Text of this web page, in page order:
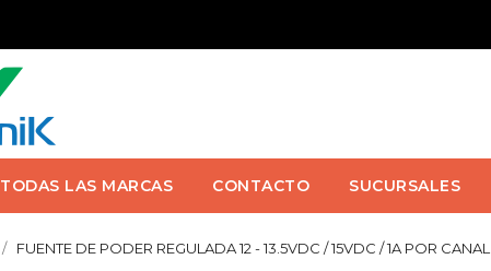
TODAS LAS MARCAS CONTACTO SUCURSALES
FUENTE DE PODER REGULADA 12 - 13.5VDC / 15VDC / 1A POR CANAL